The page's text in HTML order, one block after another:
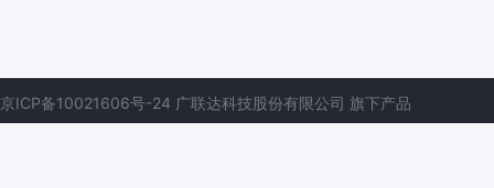
京ICP备10021606号-24 广联达科技股份有限公司 旗下产品